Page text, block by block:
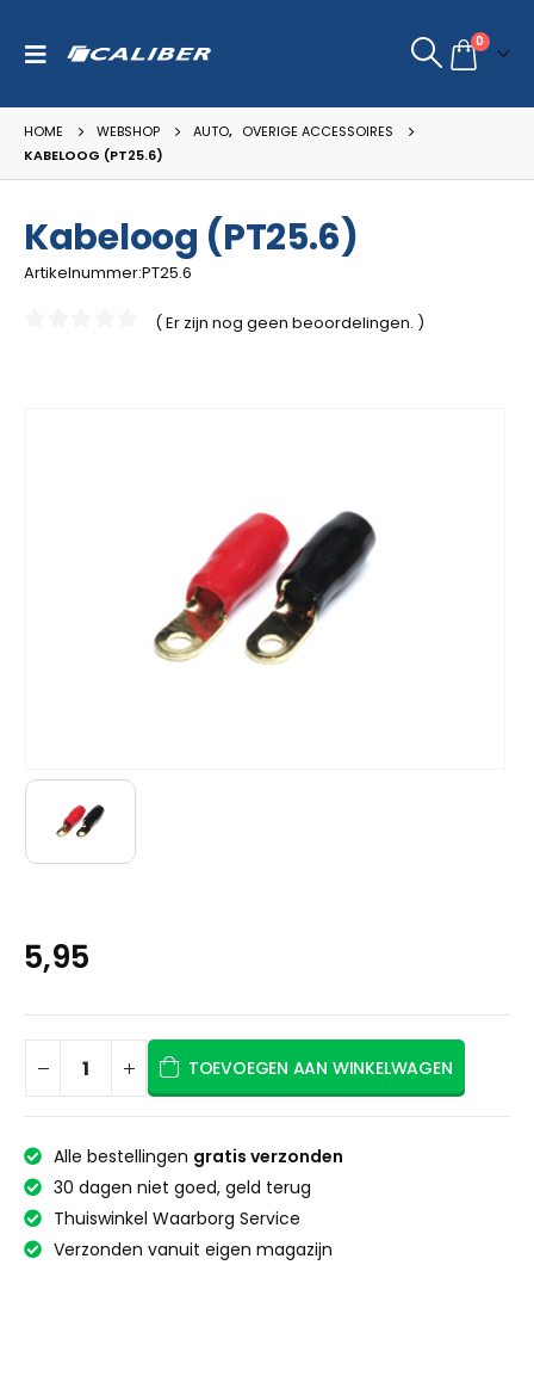
0
HOME WEBSHOP AUTO, OVERIGE ACCESSOIRES
KABELOOG (PT25.6)
Kabeloog (PT25.6)
Artikelnummer:PT25.6
( Er zijn nog geen beoordelingen. )
5,95
TOEVOEGEN AAN WINKELWAGEN
Alle bestellingen gratis verzonden
30 dagen niet goed, geld terug
Thuiswinkel Waarborg Service
Verzonden vanuit eigen magazijn